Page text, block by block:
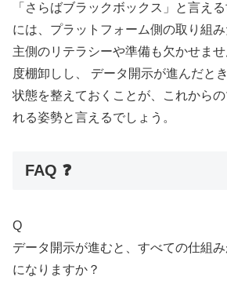
「さらばブラックボックス」と言え
には、プラットフォーム側の取り組
主側のリテラシーや準備も欠かせま
度棚卸しし、 データ開示が進んだと
状態を整えておくことが、これから
れる姿勢と言えるでしょう。
FAQ ❓
Q
データ開示が進むと、すべての仕組
になりますか？